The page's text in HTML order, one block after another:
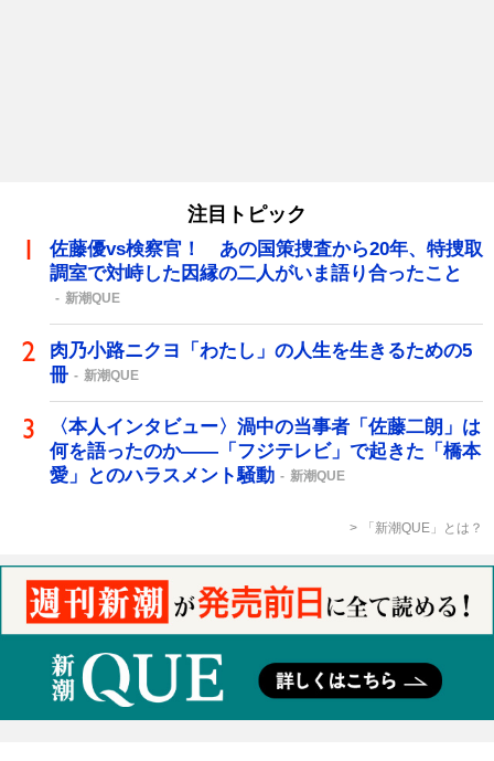
注目トピック
佐藤優vs検察官！ あの国策捜査から20年、特捜取
調室で対峙した因縁の二人がいま語り合ったこと
新潮QUE
肉乃小路ニクヨ「わたし」の人生を生きるための5
冊
新潮QUE
〈本人インタビュー〉渦中の当事者「佐藤二朗」は
何を語ったのか――「フジテレビ」で起きた「橋本
愛」とのハラスメント騒動
新潮QUE
「新潮QUE」とは？